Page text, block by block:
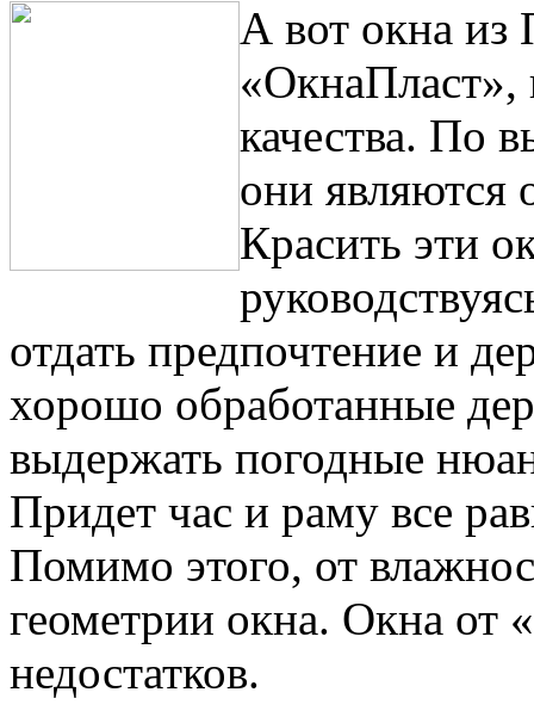
А вот окна из
«ОкнаПласт»,
качества. По
они являются
Красить эти
отдать предпочтение и
хорошо обработанные
выдержать погодные
Придет час и раму все
Помимо этого, от
геометрии окна. Окна от
недостатков.